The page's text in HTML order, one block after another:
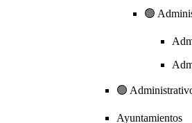
🟢
🟢
Ayuntamientos